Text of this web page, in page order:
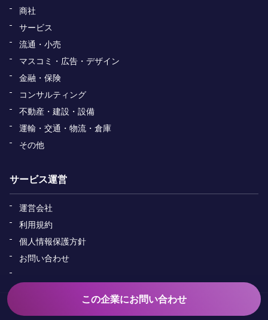
この企業にお問い合わせ
商社
サービス
流通・小売
マスコミ・広告・デザイン
金融・保険
コンサルティング
不動産・建設・設備
運輸・交通・物流・倉庫
その他
サービス運営
運営会社
利用規約
個人情報保護方針
お問い合わせ
Copyright&copy; ADAPTER All Rights Reserved.